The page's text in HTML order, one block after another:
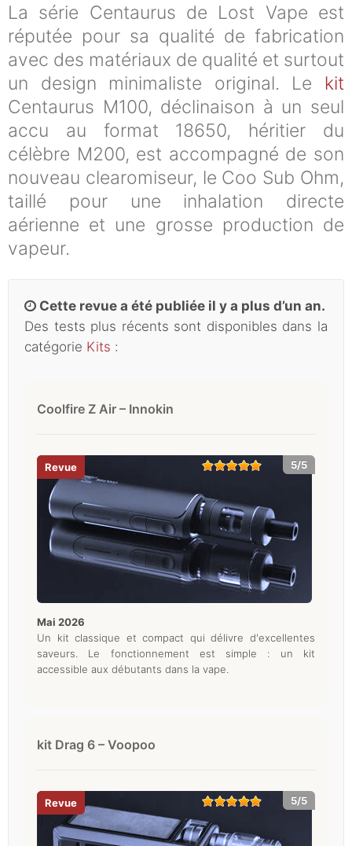
La série Centaurus de Lost Vape est
réputée pour sa qualité de fabrication
avec des matériaux de qualité et surtout
un design minimaliste original. Le kit
Centaurus M100, déclinaison à un seul
accu au format 18650, héritier du
célèbre M200, est accompagné de son
nouveau clearomiseur, le Coo Sub Ohm,
taillé pour une inhalation directe
aérienne et une grosse production de
vapeur.
Cette revue a été publiée il y a plus d’un an.
Des tests plus récents sont disponibles dans la
catégorie Kits :
Coolfire Z Air – Innokin
5/5
mai 2026
Un kit classique et compact qui délivre d'excellentes
saveurs. Le fonctionnement est simple : un kit
accessible aux débutants dans la vape.
kit Drag 6 – Voopoo
5/5